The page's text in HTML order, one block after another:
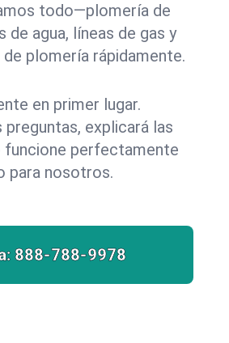
todo—plomería de
agua, líneas de gas y
plomería rápidamente.
en primer lugar.
explicará las
funcione perfectamente
para nosotros.
888-788-9978